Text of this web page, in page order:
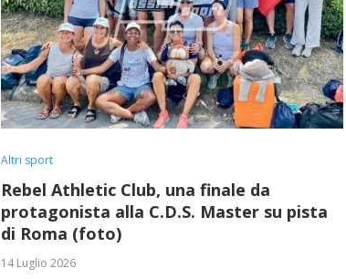
Altri sport
Rebel Athletic Club, una finale da
protagonista alla C.D.S. Master su pista
di Roma (foto)
14 Luglio 2026